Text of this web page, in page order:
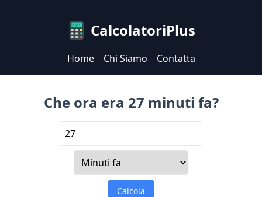
CalcolatoriPlus
Home Chi Siamo Contatta
Che ora era 27 minuti fa?
Calcola